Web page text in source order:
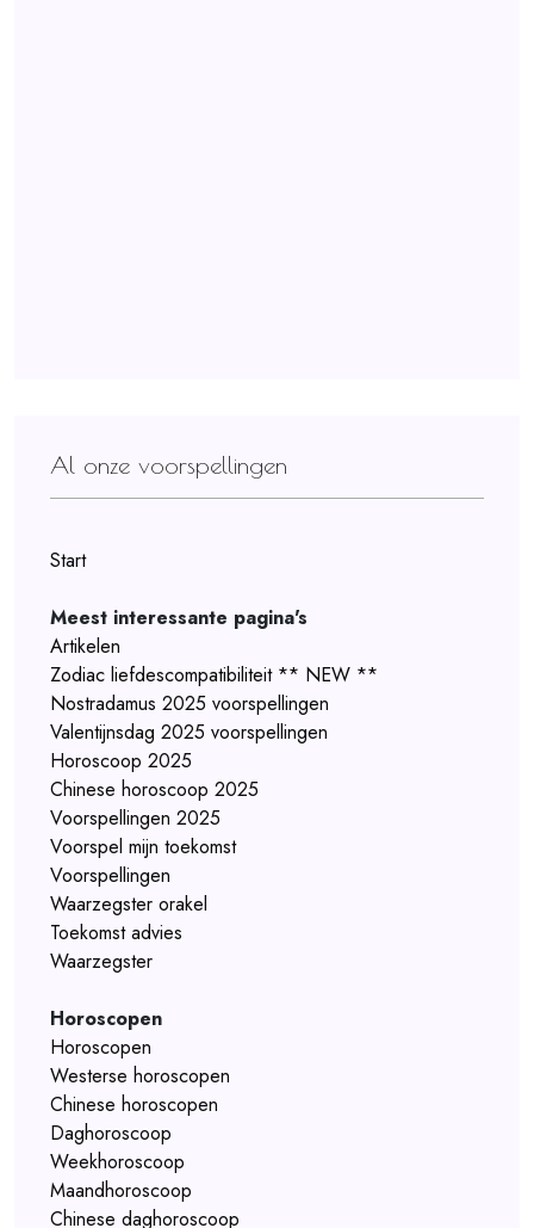
Al onze voorspellingen
Start
Meest interessante pagina's
Artikelen
Zodiac liefdescompatibiliteit ** NEW **
Nostradamus 2025 voorspellingen
Valentijnsdag 2025 voorspellingen
Horoscoop 2025
Chinese horoscoop 2025
Voorspellingen 2025
Voorspel mijn toekomst
Voorspellingen
Waarzegster orakel
Toekomst advies
Waarzegster
Horoscopen
Horoscopen
Westerse horoscopen
Chinese horoscopen
Daghoroscoop
Weekhoroscoop
Maandhoroscoop
Chinese daghoroscoop